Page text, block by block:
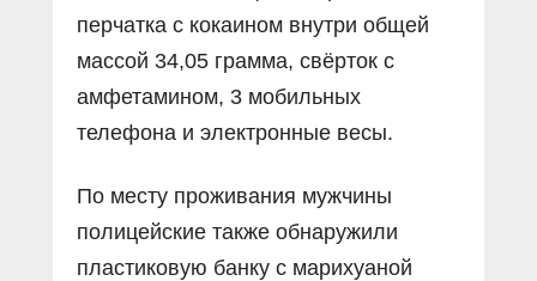
перчатка с кокаином внутри общей
массой 34,05 грамма, свёрток с
амфетамином, 3 мобильных
телефона и электронные весы.
По месту проживания мужчины
полицейские также обнаружили
пластиковую банку с марихуаной